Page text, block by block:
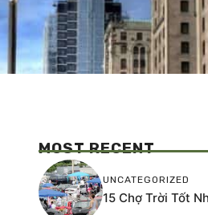
MOST RECENT
UNCATEGORIZED
15 Chợ Trời Tốt